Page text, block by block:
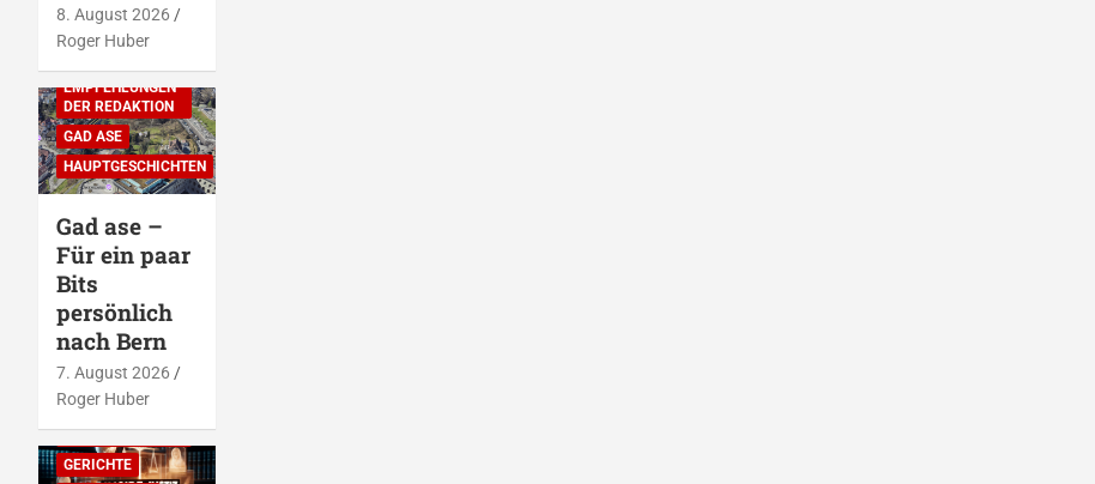
8. August 2026
Roger Huber
EMPFEHLUNGEN
DER REDAKTION
GAD ASE
HAUPTGESCHICHTEN
Gad ase –
Für ein paar
Bits
persönlich
nach Bern
7. August 2026
Roger Huber
DER REDAKTION
GERICHTE